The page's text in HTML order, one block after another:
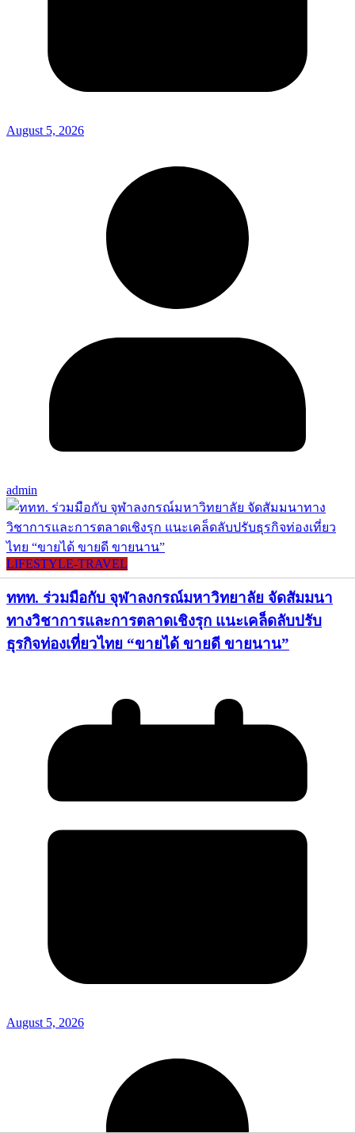
August 5, 2026
admin
LIFESTYLE​-TRAVEL​
ททท. ร่วมมือกับ จุฬาลงกรณ์มหาวิทยาลัย จัดสัมมนา
ทางวิชาการและการตลาดเชิงรุก แนะเคล็ดลับปรับ
ธุรกิจท่องเที่ยวไทย “ขายได้ ขายดี ขายนาน”
August 5, 2026